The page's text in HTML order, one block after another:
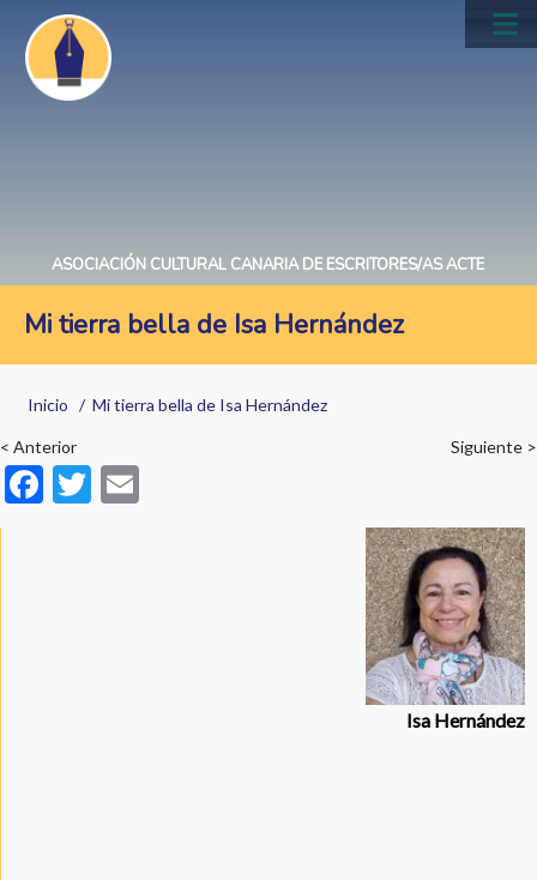
Pasar
contenido
principal
ASOCIACIÓN CULTURAL CANARIA DE ESCRITORES/AS ACTE
Mi tierra bella de Isa Hernández
Sobrescribir
enlaces
de
ayuda
Inicio Mi tierra bella de Isa Hernández
< Anterior Siguiente >
F
ac
T
w
Isa Hernández